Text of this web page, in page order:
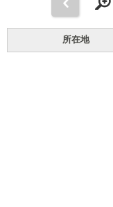
所在地